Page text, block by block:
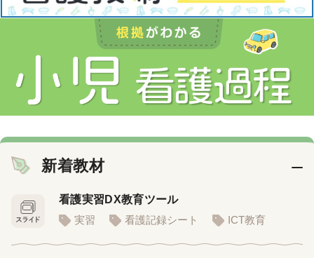
新着教材
看護実習DX教育ツール
実習
看護記録シート ICT教育